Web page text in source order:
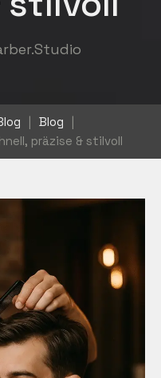
| Blog
|
präzise & stilvoll